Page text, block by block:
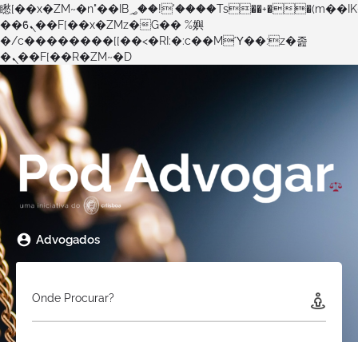
矁[��x�ZM~�n"��IB؃��!'����Тѕ��+��(m��IK�ʭ�/|
��ϐܢ��F[��x�ZMz�G�� %嬩
�/c��������[[��<�RI:�:c��MΎ��:z�졾
�ܢ��F[��R�ZM~�D
Advogados
Onde Procurar?